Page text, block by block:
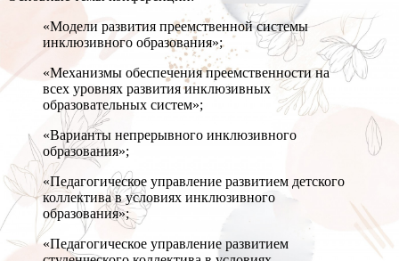
«Модели развития преемственной системы
инклюзивного образования»;
«Механизмы обеспечения преемственности на
всех уровнях развития инклюзивных
образовательных систем»;
«Варианты непрерывного инклюзивного
образования»;
«Педагогическое управление развитием детского
коллектива в условиях инклюзивного
образования»;
«Педагогическое управление развитием